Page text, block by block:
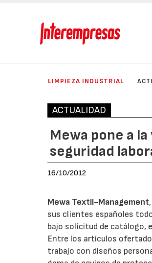
LIMPIEZA INDUSTRIAL
ACTUALIDAD
Mewa pone a
seguridad
16/10/2012
Mewa Textil-Management
sus clientes españoles
bajo solicitud de catálogo,
Entre los artículos
trabajo con diseños